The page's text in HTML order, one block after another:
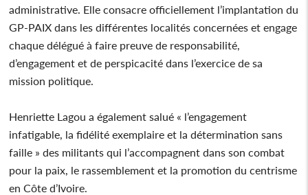
administrative. Elle consacre officiellement l’implantation du
GP-PAIX dans les différentes localités concernées et engage
chaque délégué à faire preuve de responsabilité,
d’engagement et de perspicacité dans l’exercice de sa
mission politique.
Henriette Lagou a également salué « l’engagement
infatigable, la fidélité exemplaire et la détermination sans
faille » des militants qui l’accompagnent dans son combat
pour la paix, le rassemblement et la promotion du centrisme
en Côte d’Ivoire.